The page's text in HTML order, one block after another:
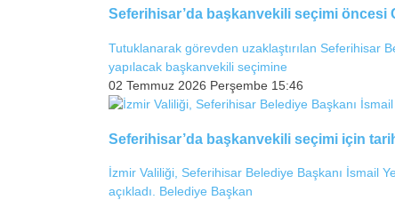
Seferihisar’da başkanvekili seçimi öncesi
Tutuklanarak görevden uzaklaştırılan Seferihisar
yapılacak başkanvekili seçimine
02 Temmuz 2026 Perşembe 15:46
Seferihisar’da başkanvekili seçimi için
İzmir Valiliği, Seferihisar Belediye Başkanı İsmail
açıkladı. Belediye Başkan